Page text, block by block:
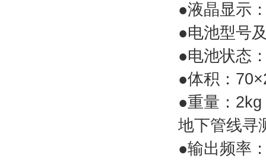
●液晶显示
●电池型号
●电池状态
●体积：
●重量：2kg
地下管线寻
●输出频率